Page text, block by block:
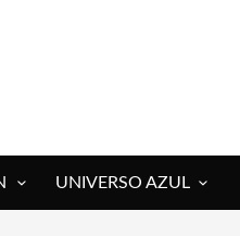
UNIVERSO AZUL